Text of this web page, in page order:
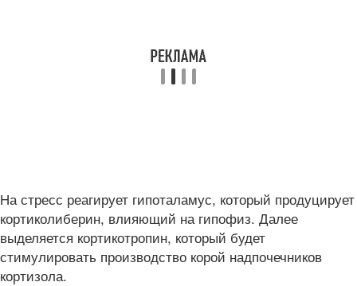
На стресс реагирует гипоталамус, который продуцирует
кортиколиберин, влияющий на гипофиз. Далее
выделяется кортикотропин, который будет
стимулировать производство корой надпочечников
кортизола.